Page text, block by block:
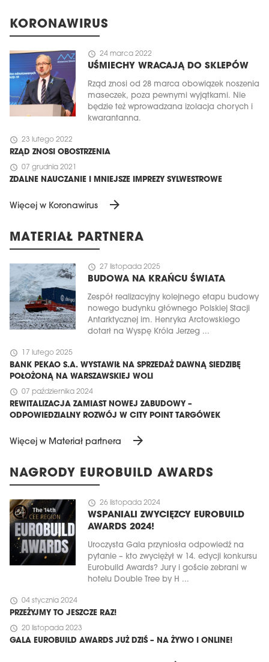
KORONAWIRUS
schedule 24 marca 2022
UŚMIECHY WRACAJĄ DO SKLEPÓW
Rząd znosi od 28 marca obowiązek noszenia
maseczek, poza pewnymi wyjątkami. Nie
będzie też wprowadzana izolacja chorych i
kwarantanna.
schedule 23 lutego 2022
RZĄD ZNOSI OBOSTRZENIA
schedule 07 grudnia 2021
ZDALNE NAUCZANIE I MNIEJSZE IMPREZY SYLWESTROWE
Więcej w Koronawirus arrow_forward
MATERIAŁ PARTNERA
schedule 27 listopada 2025
BUDOWA NA KRAŃCU ŚWIATA
Zespół realizacyjny kolejnego etapu budowy
nowego budynku głównego Polskiej Stacji
Antarktycznej im. Henryka Arctowskiego
dotarł na Wyspę Króla Jerzeg ...
schedule 17 lutego 2025
BANK PEKAO S.A. WYSTAWIŁ NA SPRZEDAŻ DAWNĄ SIEDZIBĘ
POŁOŻONĄ NA WARSZAWSKIEJ WOLI
schedule 07 października 2024
REWITALIZACJA ZAMIAST NOWEJ ZABUDOWY –
ODPOWIEDZIALNY ROZWÓJ W CITY POINT TARGÓWEK
Więcej w Materiał partnera arrow_forward
NAGRODY EUROBUILD AWARDS
schedule 26 listopada 2024
WSPANIALI ZWYCIĘZCY EUROBUILD
AWARDS 2024!
Uroczysta Gala przyniosła odpowiedź na
pytanie – kto zwyciężył w 14. edycji konkursu
Eurobuild Awards? Jury i goście zebrani w
hotelu Double Tree by H ...
schedule 04 stycznia 2024
PRZEŻYJMY TO JESZCZE RAZ!
schedule 20 listopada 2023
GALA EUROBUILD AWARDS JUŻ DZIŚ – NA ŻYWO I ONLINE!